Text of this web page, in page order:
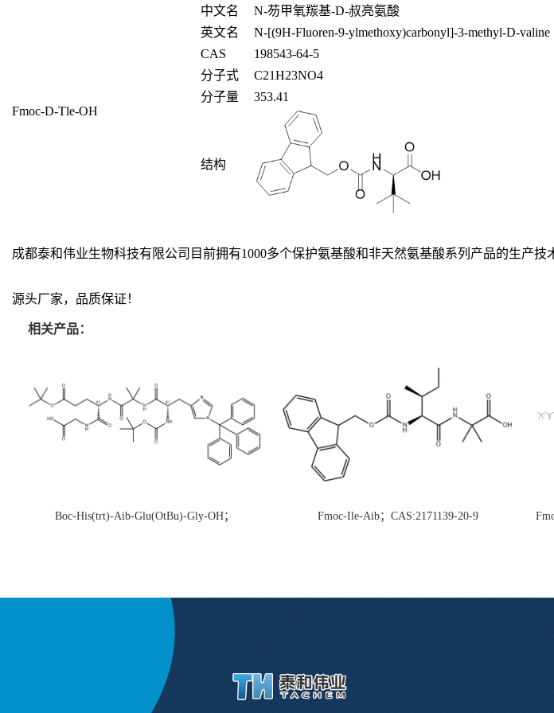
Fmoc-D-Tle-OH
中文名 N-芴甲氧羰基-D-叔亮氨酸
英文名
N-[(9H-Fluoren-9-ylmethoxy)carbonyl]-3-methyl-D-valine
CAS
198543-64-5
分子式
C21H23NO4
分子量
353.41
结构
成都泰和伟业生物科技有限公司目前拥有1000多个保护氨基酸和非天然氨基酸系列产品的生产
源头厂家，品质保证！
相关产品：
Boc-His(trt)-Aib-Glu(OtBu)-Gly-OH；
Fmoc-Ile-Aib；CAS:2171139-20-9